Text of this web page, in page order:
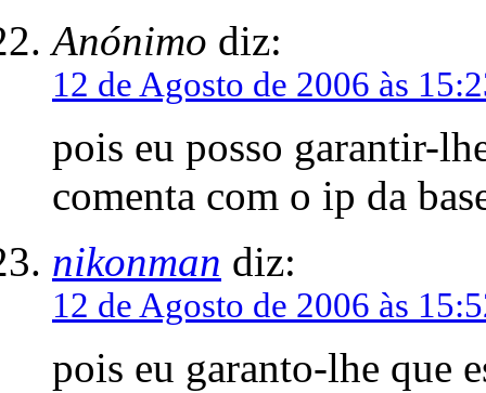
Anónimo diz:
12 de Agosto de 2006 às
pois eu posso garantir-
comenta com o ip da
nikonman diz:
12 de Agosto de 2006 às
pois eu garanto-lhe que